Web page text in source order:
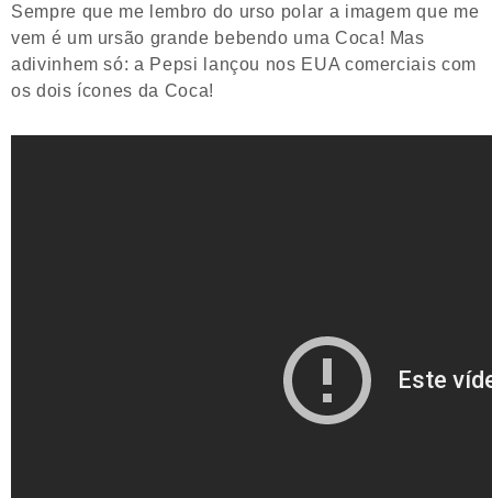
Sempre que me lembro do urso polar a imagem que me
vem é um ursão grande bebendo uma Coca! Mas
adivinhem só: a Pepsi lançou nos EUA comerciais com
os dois ícones da Coca!